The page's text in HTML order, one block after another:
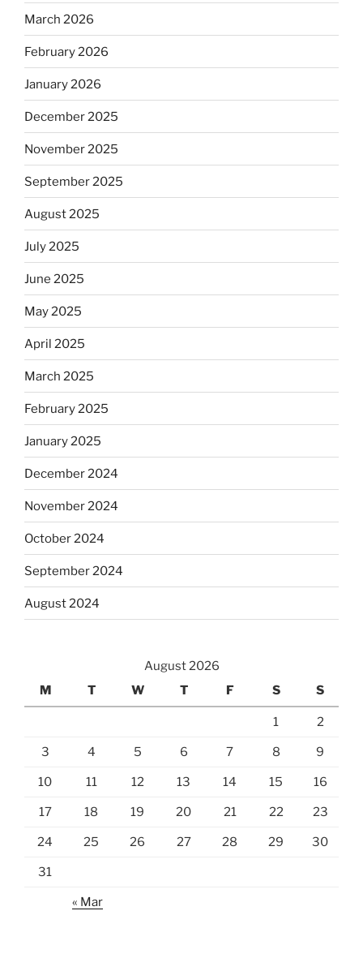
March 2026
February 2026
January 2026
December 2025
November 2025
September 2025
August 2025
July 2025
June 2025
May 2025
April 2025
March 2025
February 2025
January 2025
December 2024
November 2024
October 2024
September 2024
August 2024
August 2026
M
T W T F S S
1 2
3 4 5 6 7 8 9
10 11 12 13 14 15 16
17 18 19 20 21 22 23
24 25 26 27 28 29 30
31
« Mar